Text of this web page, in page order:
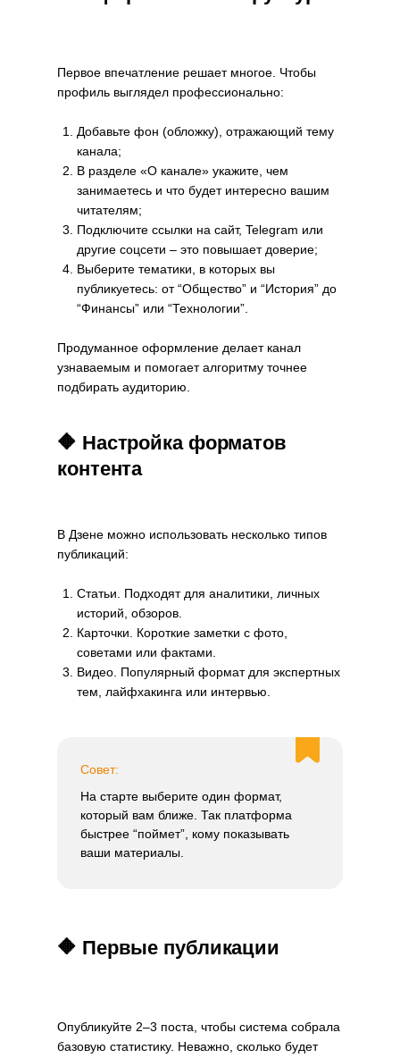
Первое впечатление решает многое. Чтобы
профиль выглядел профессионально:
Добавьте фон (обложку), отражающий тему
канала;
В разделе «О канале» укажите, чем
занимаетесь и что будет интересно вашим
читателям;
Подключите ссылки на сайт, Telegram или
другие соцсети – это повышает доверие;
Выберите тематики, в которых вы
публикуетесь: от “Общество” и “История” до
“Финансы” или “Технологии”.
Продуманное оформление делает канал
узнаваемым и помогает алгоритму точнее
подбирать аудиторию.
🔶 Настройка форматов
контента
В Дзене можно использовать несколько типов
публикаций:
Статьи. Подходят для аналитики, личных
историй, обзоров.
Карточки. Короткие заметки с фото,
советами или фактами.
Видео. Популярный формат для экспертных
тем, лайфхакинга или интервью.
На старте выберите один формат,
который вам ближе. Так платформа
быстрее “поймет”, кому показывать
ваши материалы.
Совет:
🔶 Первые публикации
Опубликуйте 2–3 поста, чтобы система собрала
базовую статистику. Неважно, сколько будет